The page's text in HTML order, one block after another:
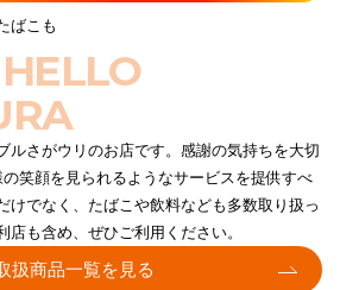
ばこも
HELLO
ルさがウリのお店です。感謝の気持ちを大切
笑顔を見られるようなサービスを提供すべ
けでなく、たばこや飲料なども多数取り扱っ
も含め、ぜひご利用ください。
扱商品一覧を見る